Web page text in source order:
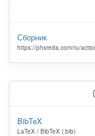
Сборник
https://phsreda.com/ru/
BibTeX
LaTeX / BibTeX (.bib)